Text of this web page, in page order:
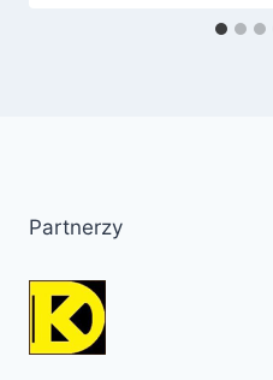
Partnerzy